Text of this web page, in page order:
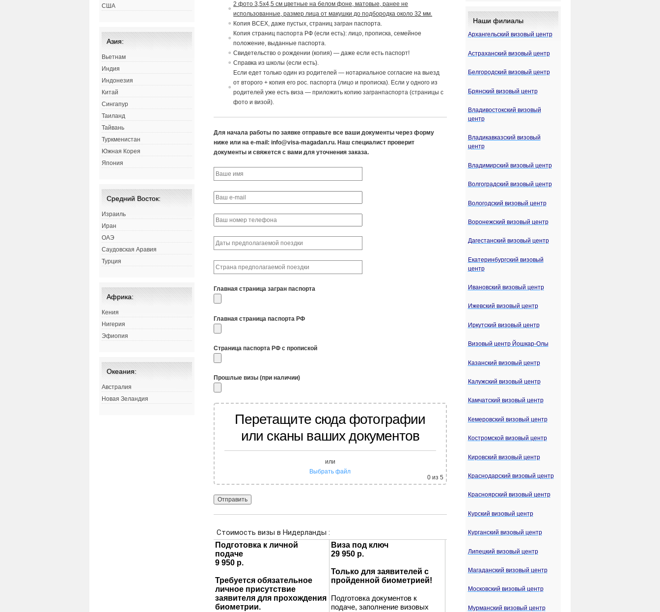
2 фото 3,5х4,5 см цветные на белом фоне, матовые, ранее не
использованные, размер лица от макушки до подбородка около 32 мм.
Копия ВСЕХ, даже пустых, страниц загран паспорта.
Копия страниц паспорта РФ (если есть): лицо, прописка, семейное
положение,выданные паспорта.
Свидетельство о рождении (копия) — даже если есть паспорт!
Справка из школы (если есть).
Если едет только один из родителей — нотариальное согласиена выезд
отвторого + копия его рос. паспорта (лицо и прописка). Если у одного из
родителей уже есть виза — приложить копию загранпаспорта (страницы с
фото и визой).
Для начала работы по заявке отправьте все ваши документы через форму
ниже или на e-mail: info@visa-magadan.ru. Наш специалист проверит
документы и свяжется с вами для уточнения заказа.
Главная страница загран паспорта
Главная страница паспорта РФ
Страница паспорта РФ с пропиской
Прошлые визы (при наличии)
Перетащите сюда фотографии
или сканы ваших документов
или
Выбрать файл
0из 5
США
Азия:
Вьетнам
Индия
Индонезия
Китай
Сингапур
Таиланд
Тайвань
Туркменистан
Южная Корея
Япония
Средний Восток:
Израиль
Иран
ОАЭ
Саудовская Аравия
Турция
Африка:
Кения
Нигерия
Эфиопия
Океания:
Австралия
Новая Зеландия
Наши филиалы
Архангельский визовый центр
Астраханский визовый центр
Белгородский визовый центр
Брянский визовый центр
Владивостокский визовый
центр
Владикавказский визовый
центр
Владимирский визовый центр
Волгоградский визовый центр
Вологодский визовый центр
Воронежский визовый центр
Дагестанский визовый центр
Екатеринбургский визовый
центр
Ивановский визовый центр
Ижевский визовый центр
Иркутский визовый центр
Визовый центр Йошкар-Олы
Казанский визовый центр
Калужский визовый центр
Камчатский визовый центр
Кемеровский визовый центр
Костромской визовый центр
Кировский визовый центр
Краснодарский визовый центр
Красноярский визовый центр
Курский визовый центр
Курганский визовый центр
Липецкий визовый центр
Магаданский визовый центр
Московский визовый центр
Мурманский визовый центр